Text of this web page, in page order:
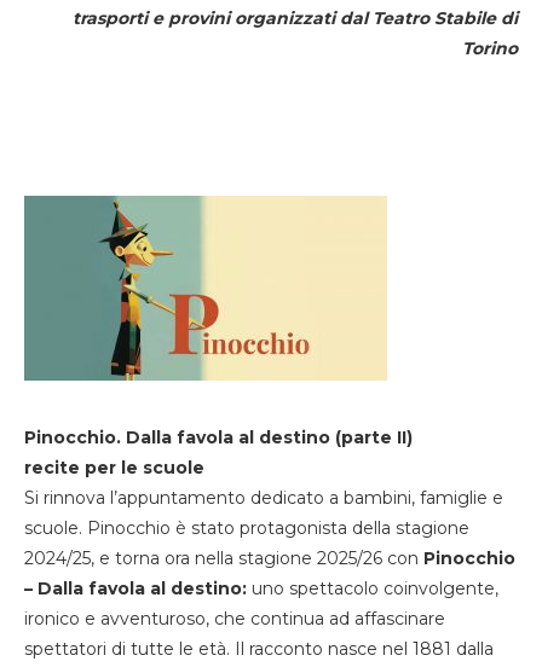
trasporti e provini organizzati dal Teatro Stabile di
Torino
Pinocchio. Dalla favola al destino (parte II)
recite per le scuole
Si rinnova l’appuntamento dedicato a bambini, famiglie e
scuole. Pinocchio è stato protagonista della stagione
2024/25, e torna ora nella stagione 2025/26 con Pinocchio
– Dalla favola al destino: uno spettacolo coinvolgente,
ironico e avventuroso, che continua ad affascinare
spettatori di tutte le età. Il racconto nasce nel 1881 dalla